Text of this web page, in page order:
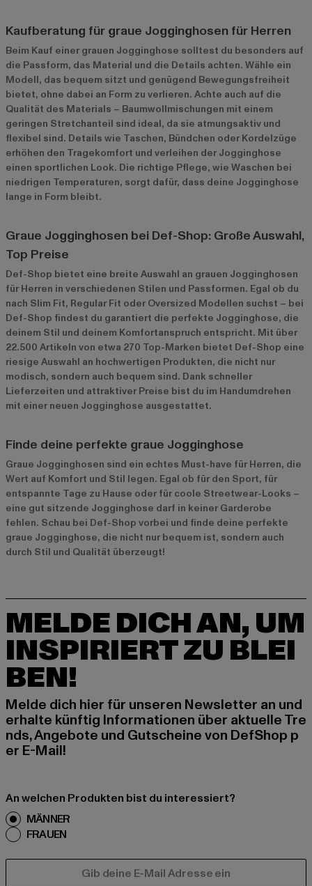
Kaufberatung für graue Jogginghosen für Herren
Beim Kauf einer grauen Jogginghose solltest du besonders auf
die Passform, das Material und die Details achten. Wähle ein
Modell, das bequem sitzt und genügend Bewegungsfreiheit
bietet, ohne dabei an Form zu verlieren. Achte auch auf die
Qualität des Materials – Baumwollmischungen mit einem
geringen Stretchanteil sind ideal, da sie atmungsaktiv und
flexibel sind. Details wie Taschen, Bündchen oder Kordelzüge
erhöhen den Tragekomfort und verleihen der Jogginghose
einen sportlichen Look. Die richtige Pflege, wie Waschen bei
niedrigen Temperaturen, sorgt dafür, dass deine Jogginghose
lange in Form bleibt.
Graue Jogginghosen bei Def-Shop: Große Auswahl,
Top Preise
Def-Shop bietet eine breite Auswahl an grauen Jogginghosen
für Herren in verschiedenen Stilen und Passformen. Egal ob du
nach Slim Fit, Regular Fit oder Oversized Modellen suchst – bei
Def-Shop findest du garantiert die perfekte Jogginghose, die
deinem Stil und deinem Komfortanspruch entspricht. Mit über
22.500 Artikeln von etwa 270 Top-Marken bietet Def-Shop eine
riesige Auswahl an hochwertigen Produkten, die nicht nur
modisch, sondern auch bequem sind. Dank schneller
Lieferzeiten und attraktiver Preise bist du im Handumdrehen
mit einer neuen Jogginghose ausgestattet.
Finde deine perfekte graue Jogginghose
Graue Jogginghosen sind ein echtes Must-have für Herren, die
Wert auf Komfort und Stil legen. Egal ob für den Sport, für
entspannte Tage zu Hause oder für coole Streetwear-Looks –
eine gut sitzende Jogginghose darf in keiner Garderobe
fehlen. Schau bei Def-Shop vorbei und finde deine perfekte
graue Jogginghose, die nicht nur bequem ist, sondern auch
durch Stil und Qualität überzeugt!
MELDE DICH AN, UM
INSPIRIERT ZU BLEI
BEN!
Melde dich hier für unseren Newsletter an und
erhalte künftig Informationen über aktuelle Tre
nds, Angebote und Gutscheine von DefShop p
er E-Mail!
An welchen Produkten bist du interessiert?
MÄNNER
FRAUEN